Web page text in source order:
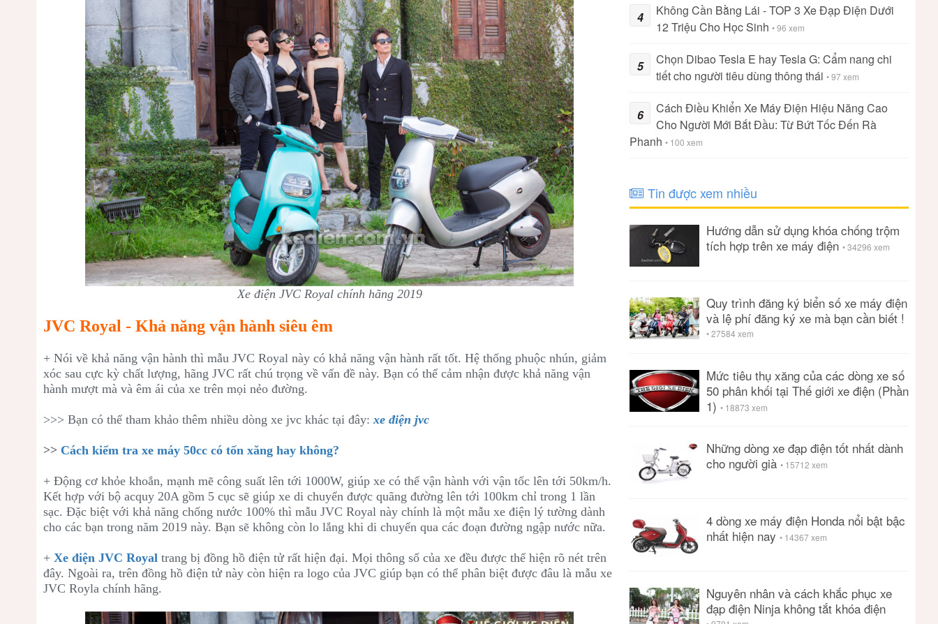
Xe điện JVC Royal chính hãng 2019
JVC Royal - Khả năng vận hành siêu êm
+ Nói về khả năng vận hành thì mẫu JVC Royal này có khả năng vận hành rất tốt. Hệ thống phuộc nhún, giảm
xóc sau cực kỳ chất lượng, hãng JVC rất chú trọng về vấn đề này. Bạn có thể cảm nhận được khả năng vận
hành mượt mà và êm ái của xe trên mọi nẻo đường.
>>> Bạn có thể tham khảo thêm nhiều dòng xe jvc khác tại đây: xe điện jvc
>> Cách kiểm tra xe máy 50cc có tốn xăng hay không?
+ Động cơ khỏe khoắn, mạnh mẽ công suất lên tới 1000W, giúp xe có thể vận hành với vận tốc lên tới 50km/h.
Kết hợp với bộ acquy 20A gồm 5 cục sẽ giúp xe di chuyển được quãng đường lên tới 100km chỉ trong 1 lần
sạc. Đặc biệt với khả năng chống nước 100% thì mẫu JVC Royal này chính là một mẫu xe điện lý tường dành
cho các bạn trong năm 2019 này. Bạn sẽ không còn lo lắng khi di chuyển qua các đoạn đường ngập nước nữa.
+ Xe điện JVC Royal trang bị đồng hồ điện tử rất hiện đại. Mọi thông số của xe đều được thể hiện rõ nét trên
đây. Ngoài ra, trên đồng hồ điện tử này còn hiện ra logo của JVC giúp bạn có thể phân biệt được đâu là mẫu xe
JVC Royla chính hãng.
4
Không Cần Bằng Lái - TOP 3 Xe Đạp Điện Dưới
12 Triệu Cho Học Sinh • 96 xem
5
Chọn Dibao Tesla E hay Tesla G: Cẩm nang chi
tiết cho người tiêu dùng thông thái • 97 xem
6
Cách Điều Khiển Xe Máy Điện Hiệu Năng Cao
Cho Người Mới Bắt Đầu: Từ Bứt Tốc Đến Rà
Phanh • 100 xem
Tin được xem nhiều
Hướng dẫn sử dụng khóa chống trộm
tích hợp trên xe máy điện • 34296 xem
Quy trình đăng ký biển số xe máy điện
và lệ phí đăng ký xe mà bạn cần biết !
• 27584 xem
Mức tiêu thụ xăng của các dòng xe số
50 phân khối tại Thế giới xe điện (Phần
1) • 18873 xem
Những dòng xe đạp điện tốt nhất dành
cho người già • 15712 xem
4 dòng xe máy điện Honda nổi bật bậc
nhất hiện nay • 14367 xem
Nguyên nhân và cách khắc phục xe
đạp điện Ninja không tắt khóa điện